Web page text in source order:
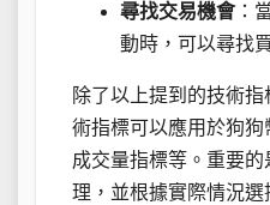
尋找交易機會：
動時，可以尋找
除了以上提到的技術
術指標可以應用於狗狗
成交量指標等。重要
理，並根據實際情況